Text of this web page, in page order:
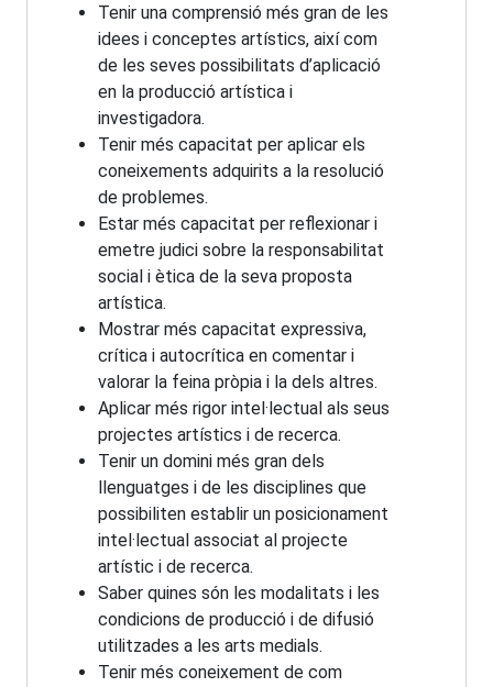
Tenir una comprensió més gran de les
idees i conceptes artístics, així com
de les seves possibilitats d’aplicació
en la producció artística i
investigadora.
Tenir més capacitat per aplicar els
coneixements adquirits a la resolució
de problemes.
Estar més capacitat per reflexionar i
emetre judici sobre la responsabilitat
social i ètica de la seva proposta
artística.
Mostrar més capacitat expressiva,
crítica i autocrítica en comentar i
valorar la feina pròpia i la dels altres.
Aplicar més rigor intel·lectual als seus
projectes artístics i de recerca.
Tenir un domini més gran dels
llenguatges i de les disciplines que
possibiliten establir un posicionament
intel·lectual associat al projecte
artístic i de recerca.
Saber quines són les modalitats i les
condicions de producció i de difusió
utilitzades a les arts medials.
Tenir més coneixement de com